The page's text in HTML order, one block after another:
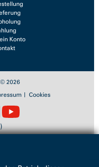
Konto
2026
Cookies